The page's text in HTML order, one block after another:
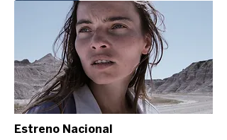
Estreno Nacional